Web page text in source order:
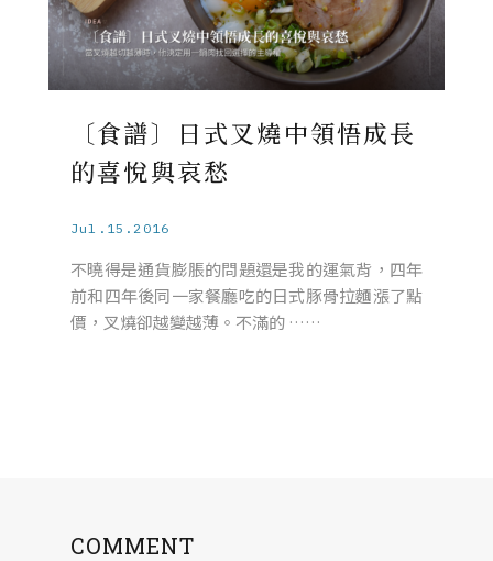
〔食譜〕日式叉燒中領悟成長
的喜悅與哀愁
Jul.15.2016
不曉得是通貨膨脹的問題還是我的運氣背，四年
前和四年後同一家餐廳吃的日式豚骨拉麵漲了點
價，叉燒卻越變越薄。不滿的 ……
COMMENT